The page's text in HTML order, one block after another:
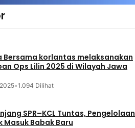
Bersama korlantas melaksanakan
Ops Lilin 2025 di Wilayah Jawa
•1.094 Dilihat
SPR–KCL Tuntas, Pengelolaan
Masuk Babak Baru